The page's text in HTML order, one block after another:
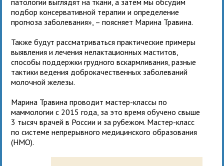
подбор консервативной терапии и определение
прогноза заболевания», – поясняет Марина Травина.
Также будут рассматриваться практические примеры
выявления и лечения нелактационных маститов,
способы поддержки грудного вскармливания, разные
тактики ведения доброкачественных заболеваний
молочной железы.
Марина Травина проводит мастер-классы по
маммологии с 2015 года, за это время обучено свыше
3 тысяч врачей в России и за рубежом. Мастер-класс
по системе непрерывного медицинского образования
(НМО).